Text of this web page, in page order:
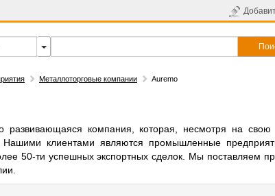
Металлоторговые компании Auremo
компания, которая, несмотря на свою
Нашими клиентами являются промышленные
50-ти успешных экспортных сделок. Мы поставляем